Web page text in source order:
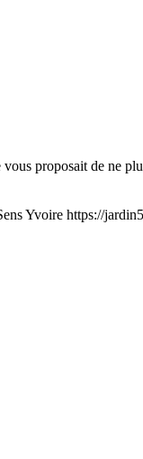
proposait de ne
Yvoire https://